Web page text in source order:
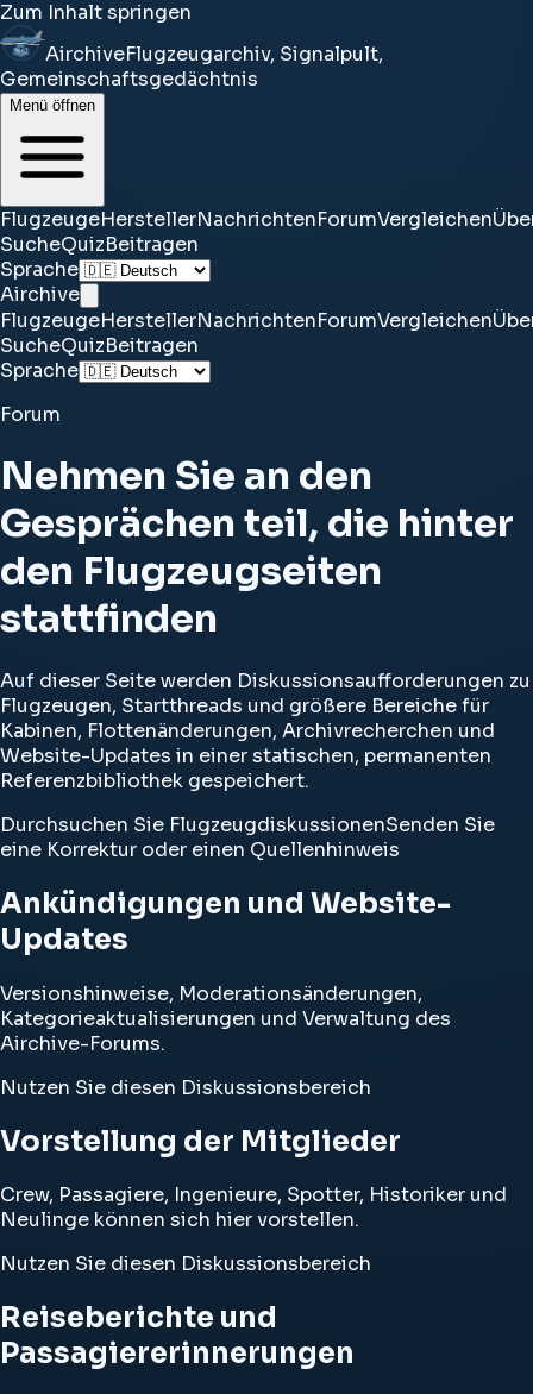
Zum Inhalt springen
AirchiveFlugzeugarchiv, Signalpult,
Gemeinschaftsgedächtnis
Menü öffnen
FlugzeugeHerstellerNachrichtenForumVergleichen
SucheQuizBeitragen
Sprache
Airchive
FlugzeugeHerstellerNachrichtenForumVergleichen
SucheQuizBeitragen
Sprache
Forum
Nehmen Sie an den
Gesprächen teil, die hinter
den Flugzeugseiten
stattfinden
Auf dieser Seite werden Diskussionsaufforderungen zu
Flugzeugen, Startthreads und größere Bereiche für
Kabinen, Flottenänderungen, Archivrecherchen und
Website-Updates in einer statischen, permanenten
Referenzbibliothek gespeichert.
Durchsuchen Sie FlugzeugdiskussionenSenden Sie
eine Korrektur oder einen Quellenhinweis
Ankündigungen und Website-
Updates
Versionshinweise, Moderationsänderungen,
Kategorieaktualisierungen und Verwaltung des
Airchive-Forums.
Nutzen Sie diesen Diskussionsbereich
Vorstellung der Mitglieder
Crew, Passagiere, Ingenieure, Spotter, Historiker und
Neulinge können sich hier vorstellen.
Nutzen Sie diesen Diskussionsbereich
Reiseberichte und
Passagiererinnerungen